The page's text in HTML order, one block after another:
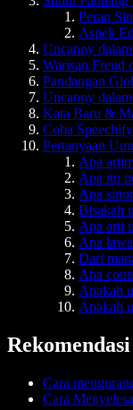
Peran
Aspek
Uncanny
Warisan Freud
Pandangan
Uncanny
Kata Baru &
Coba
Pertanyaan
Apa
Apa itu
Apa
Bisakah
Apa arti
Apa
Dari
Apa
Apakah
Apakah
Cara
Cara